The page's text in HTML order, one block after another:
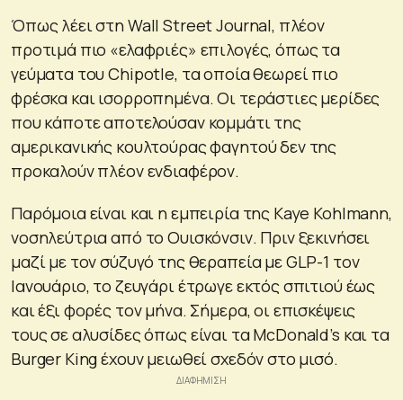
Όπως λέει στη Wall Street Journal, πλέον
προτιμά πιο «ελαφριές» επιλογές, όπως τα
γεύματα του Chipotle, τα οποία θεωρεί πιο
φρέσκα και ισορροπημένα. Οι τεράστιες μερίδες
που κάποτε αποτελούσαν κομμάτι της
αμερικανικής κουλτούρας φαγητού δεν της
προκαλούν πλέον ενδιαφέρον.
Παρόμοια είναι και η εμπειρία της Kaye Kohlmann,
νοσηλεύτρια από το Ουισκόνσιν. Πριν ξεκινήσει
μαζί με τον σύζυγό της θεραπεία με GLP-1 τον
Ιανουάριο, το ζευγάρι έτρωγε εκτός σπιτιού έως
και έξι φορές τον μήνα. Σήμερα, οι επισκέψεις
τους σε αλυσίδες όπως είναι τα McDonald’s και τα
Burger King έχουν μειωθεί σχεδόν στο μισό.